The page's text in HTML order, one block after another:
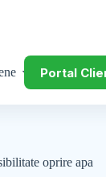
Portal
oprire apa